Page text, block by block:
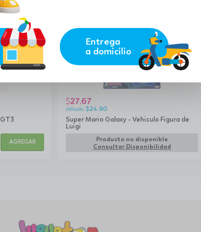
Entrega
a domicilio
AGREGAR
Super Mario Galaxy - Vehiculo Figura de
Luigi
$27.67
$24.90
Producto no disponible
Consultar Disponibilidad